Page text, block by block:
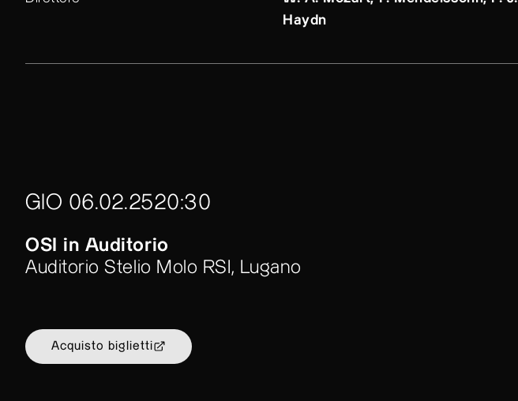
Haydn
GIO 06.02.2520:30
OSI in Auditorio
Auditorio Stelio Molo RSI, Lugano
Acquisto biglietti